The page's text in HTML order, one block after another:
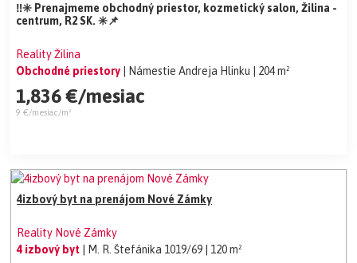
‼️✳️ Prenajmeme obchodný priestor, kozmetický salon, Žilina -
centrum, R2 SK. ✳️📌
Reality Žilina
Obchodné priestory
| Námestie Andreja Hlinku | 204 m²
1,836 €/mesiac
9 €/mesiac/m²
4izbový byt na prenájom Nové Zámky
Reality Nové Zámky
4 izbový byt
| M. R. Štefánika 1019/69 | 120 m²